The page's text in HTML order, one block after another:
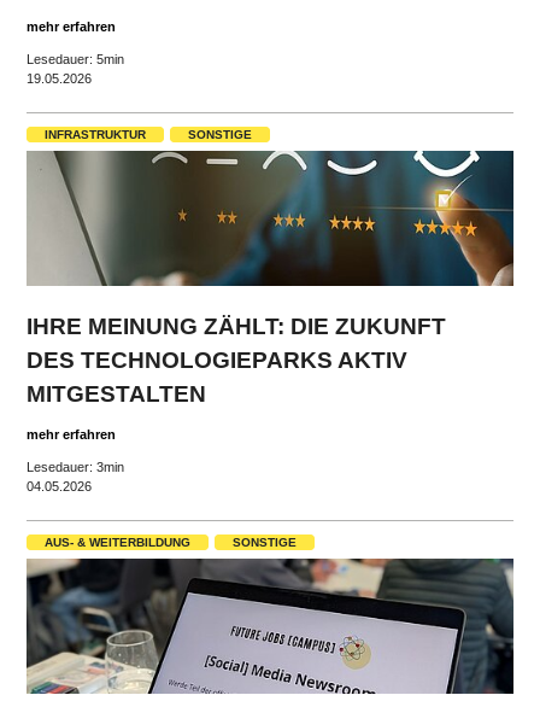
mehr erfahren
Lesedauer: 5min
19.05.2026
INFRASTRUKTUR SONSTIGE
IHRE MEINUNG ZÄHLT: DIE ZUKUNFT
DES TECHNOLOGIEPARKS AKTIV
MITGESTALTEN
mehr erfahren
Lesedauer: 3min
04.05.2026
AUS- & WEITERBILDUNG SONSTIGE